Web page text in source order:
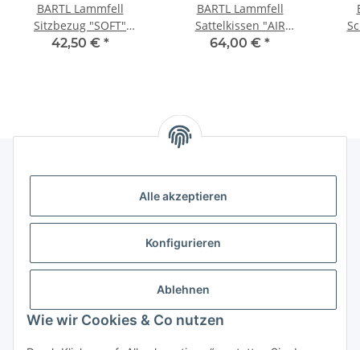
Alle akzeptieren
Konfigurieren
Ablehnen
Wie wir Cookies & Co nutzen
BARTL Lammfell
Sitzbezug "SOFT"
englisch Sattel 17,5 Zoll
42,50 € *
BARTL Lammfell
Sattelkissen "AIR
PROFESSIONAL", mit
64,00 € *
Versand- und Zahlungsarten